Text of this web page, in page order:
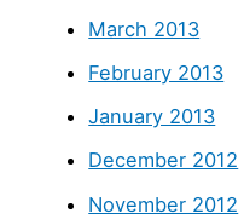
March 2013
February 2013
January 2013
December 2012
November 2012